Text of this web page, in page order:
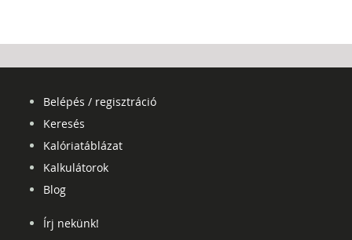
Belépés / regisztráció
Keresés
Kalóriatáblázat
Kalkulátorok
Blog
Írj nekünk!